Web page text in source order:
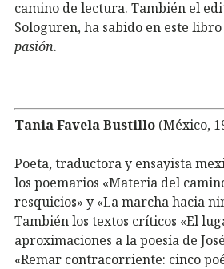
camino de lectura. También el
Sologuren, ha sabido en este libro
pasión.
Tania FavelaBustillo (México,
Poeta, traductora y ensayista
los poemarios «Materia del
resquicios» y «La marcha hacia
También los textos críticos «El
aproximaciones a la poesía de
«Remar contracorriente: cinco